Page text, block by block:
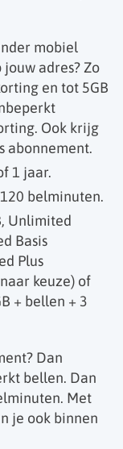
mobiel
adres? Zo
en tot 5GB
Ook krijg
abonnement.
1 jaar.
belminuten.
Unlimited
Basis
Plus
keuze) of
+ bellen + 3
Dan
bellen. Dan
Met
je ook binnen